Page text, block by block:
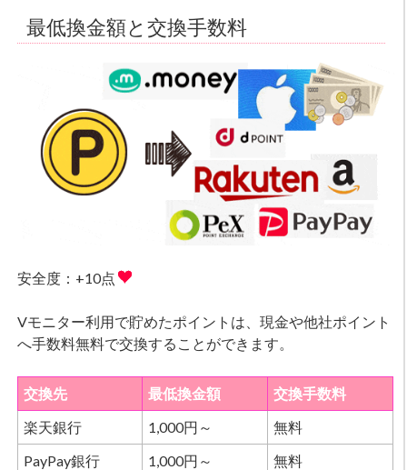
最低換金額と交換手数料
安全度：+10点
Vモニター利用で貯めたポイントは、現金や他社ポイント
へ手数料無料で交換することができます。
交換先 最低換金額
交換手数料
楽天銀行
1,000円～
無料
PayPay銀行
1,000円～
無料